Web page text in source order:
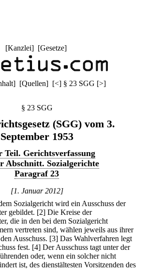
[Kanzlei] [Gesetze]
] [Quellen] [<] § 23 SGG [>]
§ 23 SGG
(SGG) vom 3.
September 1953
Teil. Gerichtsverfassung
Abschnitt. Sozialgerichte
Paragraf 23
[1. Januar 2012]
Sozialgericht wird ein Ausschuss der
gebildet. [2] Die Kreise der
die in den bei dem Sozialgericht
vertreten sind, wählen jeweils aus ihrer
Ausschuss. [3] Das Wahlverfahren legt
fest. [4] Der Ausschuss tagt unter der
oder, wenn ein solcher nicht
ist, des dienstältesten Vorsitzenden des